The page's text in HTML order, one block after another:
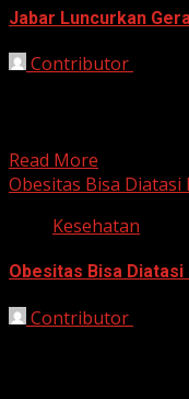
Jabar Luncurkan
Contributor
Read More
Obesitas Bisa
Kesehatan
Obesitas Bisa
Contributor